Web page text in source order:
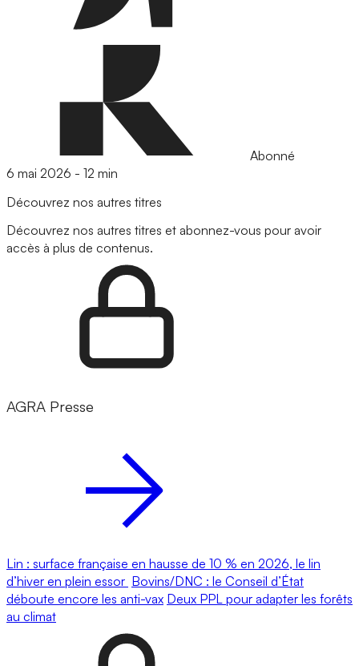
Abonné
6 mai 2026 - 12 min
Découvrez nos autres titres
Découvrez nos autres titres et abonnez-vous pour avoir
accès à plus de contenus.
AGRA Presse
Lin : surface française en hausse de 10 % en 2026, le lin
d’hiver en plein essor Bovins/DNC : le Conseil d’État
déboute encore les anti-vax Deux PPL pour adapter les forêts
au climat